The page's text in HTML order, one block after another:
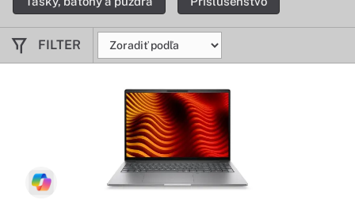
FILTER